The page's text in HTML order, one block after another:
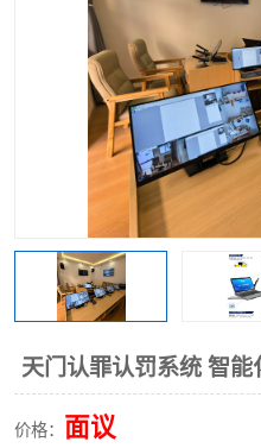
天门认罪认罚系统 智能
价格： 面议